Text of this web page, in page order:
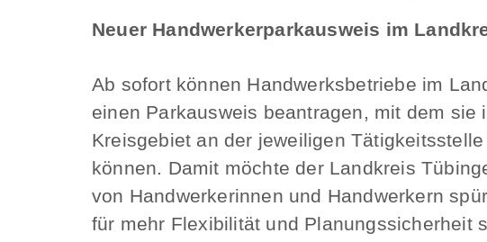
Neuer Handwerkerparkausweis im
Ab sofort können Handwerksbetriebe im
einen Parkausweis beantragen, mit dem sie
Kreisgebiet an der jeweiligen
können. Damit möchte der Landkreis
von Handwerkerinnen und Handwerkern
für mehr Flexibilität und Planungssicherheit